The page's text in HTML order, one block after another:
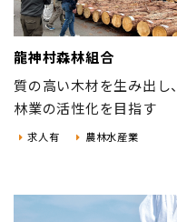
龍神村森林組合
質の高い木材を生み出し、
林業の活性化を目指す
求人有 農林水産業